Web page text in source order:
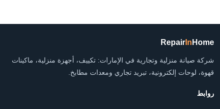
Repair In Home
شركة صيانة منزلية وتجارية في الإمارات: تكييف، أجهزة منزلية، ماكينات
قهوة، لوحات إلكترونية، تبريد تجاري ومعدات مطابخ.
روابط